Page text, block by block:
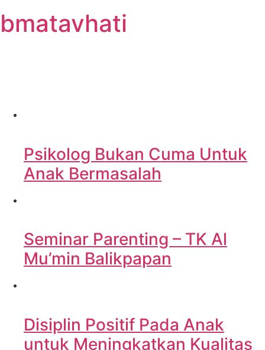
to
content
bmatavhati
Psikolog Bukan Cuma Untuk
Anak Bermasalah
Seminar Parenting – TK Al
Mu’min Balikpapan
Disiplin Positif Pada Anak
untuk Meningkatkan Kualitas